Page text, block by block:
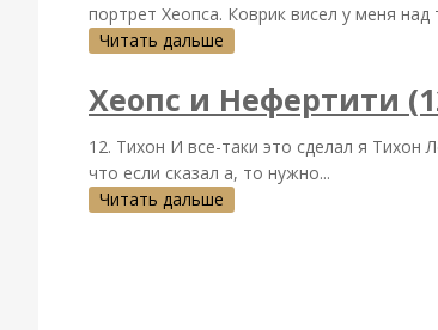
портрет Хеопса. Коврик висел у меня над
Читать дальше
Хеопс и Нефертити
12. Тихон И все-таки это сделал я Тихон
что если сказал а, то нужно...
Читать дальше